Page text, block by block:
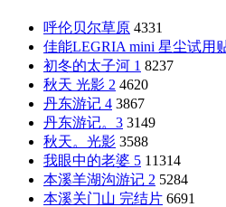
呼伦贝尔草原 4331
佳能LEGRIA mini 星尘试用
初冬的太子河 1 8237
秋天 光影 2 4620
丹东游记 4 3867
丹东游记。3 3149
秋天。光影 3588
我眼中的老婆 5 11314
本溪羊湖沟游记 2 5284
本溪关门山 完结片 6691